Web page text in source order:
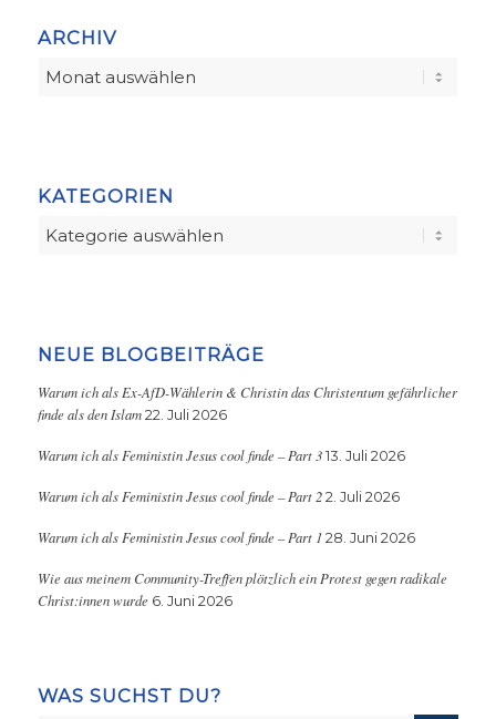
ARCHIV
KATEGORIEN
Kategorien
NEUE BLOGBEITRÄGE
Warum ich als Ex-AfD-Wählerin & Christin das Christentum gefährlicher
finde als den Islam 22. Juli 2026
Warum ich als Feministin Jesus cool finde – Part 3 13. Juli 2026
Warum ich als Feministin Jesus cool finde – Part 2 2. Juli 2026
Warum ich als Feministin Jesus cool finde – Part 1 28. Juni 2026
Wie aus meinem Community-Treffen plötzlich ein Protest gegen radikale
Christ:innen wurde 6. Juni 2026
WAS SUCHST DU?